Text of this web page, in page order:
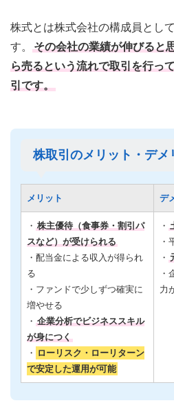
株式とは株式会社の構成員とし
す。
その会社の業績が伸びると
ら売るという流れで取引を行っ
引です。
株取引のメリット・デメ
メリット デ
・ 株主優待（食事券・割引パ
スなど）が受けられる
・配当金による収入が得られ
る
・ファンドで少しずつ確実に
増やせる
・ 企業分析でビジネススキル
が身につく
・ ローリスク・ローリターン
で安定した運用が可能
・
・
・
・
力